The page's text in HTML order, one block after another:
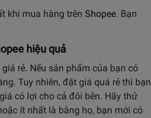
khi mua hàng trên Shopee. Bạn
hiệu quả
rẻ. Nếu sản phẩm của bạn có
Tuy nhiên, đặt giá quá rẻ thì bạn
có lợi cho cả đôi bên. Hãy thử
ít nhất là bằng họ, bạn mới có